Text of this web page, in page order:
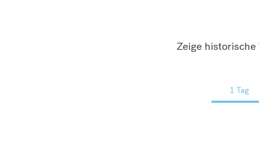
Zeige
1 Tag